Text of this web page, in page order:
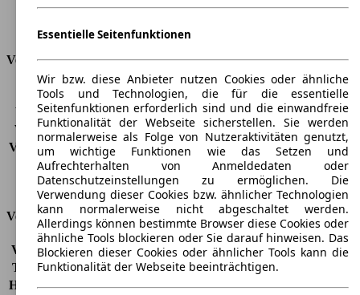
Anhängelast (gebremst)
2000 kg
Verbrauch
CO2 Emissionen*
170 g/km (komb.)
Verbrauch (Stadt)
-
Verbrauch (Land)
-
Verbrauch (komb.)*
6,5 l/100km
Schadstoffklasse
EU5
Tankinhalt
80 l
Versicherungsklassen
Vollkasko -
Teilkasko -
Haftpflicht -
Essentielle Seitenfunktionen
Wir bzw. diese Anbieter nutzen Cookies oder ähnliche
Tools und Technologien, die für die essentielle
Seitenfunktionen erforderlich sind und die einwandfreie
Funktionalität der Webseite sicherstellen. Sie werden
normalerweise als Folge von Nutzeraktivitäten genutzt,
um wichtige Funktionen wie das Setzen und
Aufrechterhalten von Anmeldedaten oder
Datenschutzeinstellungen zu ermöglichen. Die
Verwendung dieser Cookies bzw. ähnlicher Technologien
kann normalerweise nicht abgeschaltet werden.
Allerdings können bestimmte Browser diese Cookies oder
ähnliche Tools blockieren oder Sie darauf hinweisen. Das
Blockieren dieser Cookies oder ähnlicher Tools kann die
Funktionalität der Webseite beeinträchtigen.